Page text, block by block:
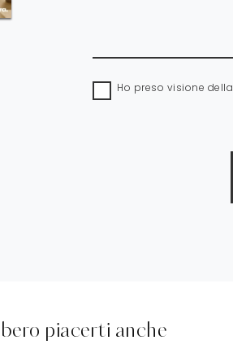
Ho preso visione della
piacerti anche